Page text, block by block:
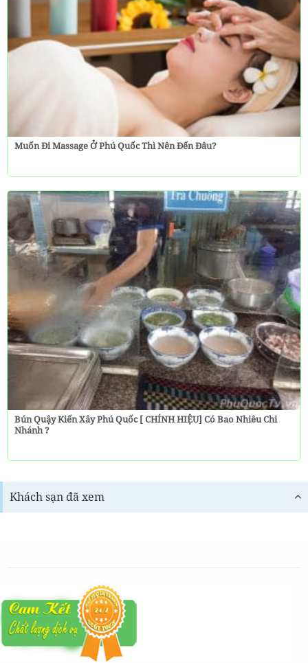
Muốn Đi Massage Ở Phú Quốc Thì Nên Đến Đâu?
Bún Quậy Kiến Xây Phú Quốc [ CHÍNH HIỆU] Có Bao Nhiêu Chi
Nhánh ?
Khách sạn đã xem